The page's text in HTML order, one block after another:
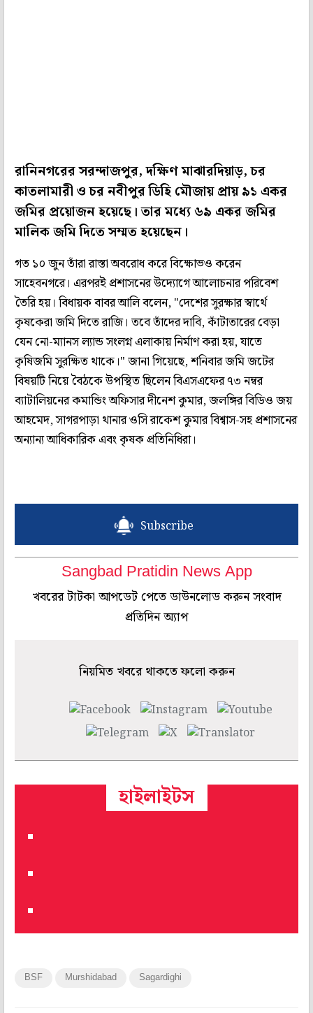
রানিনগরের সরন্দাজপুর, দক্ষিণ মাঝারদিয়াড়, চর
কাতলামারী ও চর নবীপুর ডিহি মৌজায় প্রায় ৯১ একর
জমির প্রয়োজন হয়েছে। তার মধ্যে ৬৯ একর জমির
মালিক জমি দিতে সম্মত হয়েছেন।
গত ১০ জুন তাঁরা রাস্তা অবরোধ করে বিক্ষোভও করেন
সাহেবনগরে। এরপরই প্রশাসনের উদ্যোগে আলোচনার পরিবেশ
তৈরি হয়। বিধায়ক বাবর আলি বলেন, "দেশের সুরক্ষার স্বার্থে
কৃষকেরা জমি দিতে রাজি। তবে তাঁদের দাবি, কাঁটাতারের বেড়া
যেন নো-ম্যানস ল্যান্ড সংলগ্ন এলাকায় নির্মাণ করা হয়, যাতে
কৃষিজমি সুরক্ষিত থাকে।" জানা গিয়েছে, শনিবার জমি জটের
বিষয়টি নিয়ে বৈঠকে উপস্থিত ছিলেন বিএসএফের ৭৩ নম্বর
ব্যাটালিয়নের কমান্ডিং অফিসার দীনেশ কুমার, জলঙ্গির বিডিও জয়
আহমেদ, সাগরপাড়া থানার ওসি রাকেশ কুমার বিশ্বাস-সহ প্রশাসনের
অন্যান্য আধিকারিক এবং কৃষক প্রতিনিধিরা।
Subscribe
Sangbad Pratidin News App
খবরের টাটকা আপডেট পেতে ডাউনলোড করুন সংবাদ
প্রতিদিন অ্যাপ
নিয়মিত খবরে থাকতে ফলো করুন
হাইলাইটস
BSF Murshidabad Sagardighi